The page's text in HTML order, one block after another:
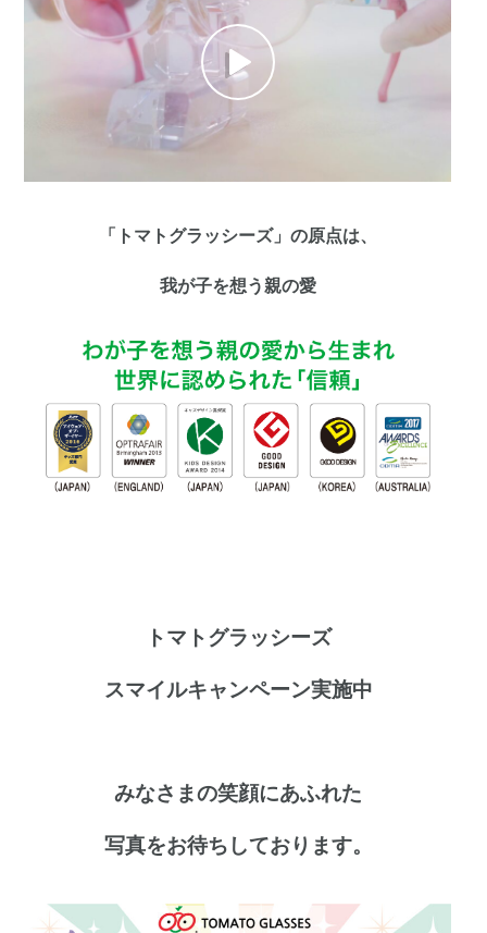
「トマトグラッシーズ」の原点は、
我が子を想う親の愛
トマトグラッシーズ
スマイルキャンペーン実施中
みなさまの笑顔にあふれた
写真をお待ちしております。